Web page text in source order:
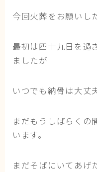
今回火葬をお願いし
最初は四十九日を過
ましたが
いつでも納骨は大丈
まだもうしばらくの
います。
まだそばにいてあげ